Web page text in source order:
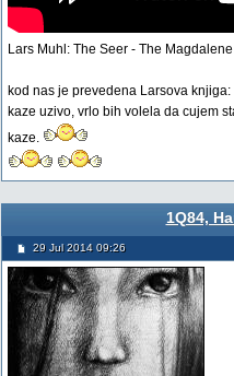
Lars Muhl: The Seer - The Magdalene
kod nas je prevedena Larsova
kaze uzivo, vrlo bih volela da cujem
kaze.
1Q84,
29 Jul 2014 09:26